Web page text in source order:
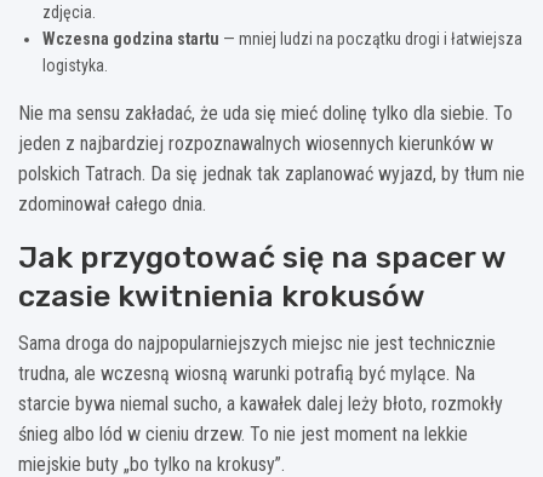
zdjęcia.
Wczesna godzina startu — mniej ludzi na początku drogi i łatwiejsza
logistyka.
Nie ma sensu zakładać, że uda się mieć dolinę tylko dla siebie. To
jeden z najbardziej rozpoznawalnych wiosennych kierunków w
polskich Tatrach. Da się jednak tak zaplanować wyjazd, by tłum nie
zdominował całego dnia.
Jak przygotować się na spacer w
czasie kwitnienia krokusów
Sama droga do najpopularniejszych miejsc nie jest technicznie
trudna, ale wczesną wiosną warunki potrafią być mylące. Na
starcie bywa niemal sucho, a kawałek dalej leży błoto, rozmokły
śnieg albo lód w cieniu drzew. To nie jest moment na lekkie
miejskie buty „bo tylko na krokusy”.